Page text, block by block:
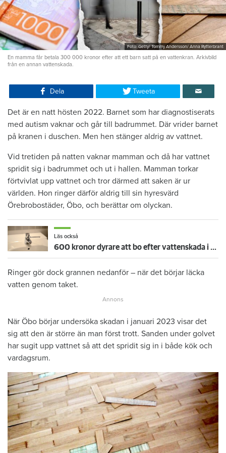
Foto: Getty/ Tommy Andersson/ Anna Rytterbrant
En mamma får betala 300 000 kronor efter att ett barn satt på en vattenkran. Arkivbild
från en annan vattenskada.
Dela Tweeta
Det är en natt hösten 2022. Barnet som har diagnostiserats
med autism vaknar och går till badrummet. Där vrider barnet
på kranen i duschen. Men hen stänger aldrig av vattnet.
Vid tretiden på natten vaknar mamman och då har vattnet
spridit sig i badrummet och ut i hallen. Mamman torkar
förtvivlat upp vattnet och tror därmed att saken är ur
världen. Hon ringer därför aldrig till sin hyresvärd
Örebrobostäder, Öbo, och berättar om olyckan.
Läs också
600 kronor dyrare att bo efter vattenskada i Varberg
Ringer gör dock grannen nedanför – när det börjar läcka
vatten genom taket.
När Öbo börjar undersöka skadan i januari 2023 visar det
sig att den är större än man först trott. Sanden under golvet
har sugit upp vattnet så att det spridit sig in i både kök och
vardagsrum.